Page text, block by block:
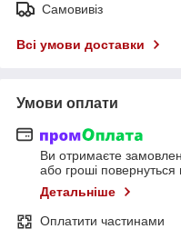
Самовивіз
Всі умови доставки
Умови оплати
Ви отримаєте
або гроші повернуться
Детальніше
Оплатити частинами